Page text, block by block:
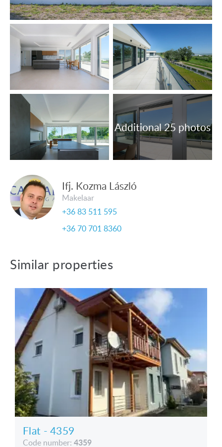
• Kunststof ramen met 3-laags isolerend glas, voorzien
van horren en rolgordijnen.
• Vloerbedekking: keramische tegels.
OBJECTNUMMER: 4389
Nederlandstalige medewerker Capital99:
Van de Vyver Rita
tel.: +36 305 708 151
E-mail: vandevyverrita@hotmail.com
Ifj. Kozma László
Makelaar
+36 83 511 595
+36 70 701 8360
Similar properties
Flat - 4359
Code number: 4359